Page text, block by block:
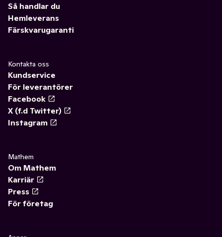
Så handlar du
Hemleverans
Färskvarugaranti
Kontakta oss
Kundservice
För leverantörer
Facebook
X (f.d Twitter)
Instagram
Mathem
Om Mathem
Karriär
Press
För företag